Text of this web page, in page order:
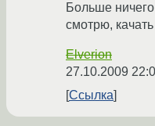
Больше
смотрю,
Elverion
27.10.2009
Ссылка